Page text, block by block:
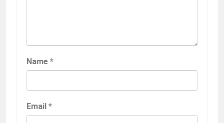
Name *
Email *